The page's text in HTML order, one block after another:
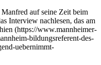
auf seine Zeit beim
Interview nachlesen, das am
(https://www.mannheimer-
bildungsreferent-des-
uebernimmt-